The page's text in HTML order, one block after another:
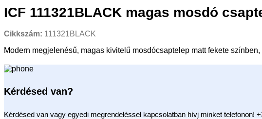
ICF 111321BLACK magas mosdó
Cikkszám: 111321BLACK
Modern megjelenésű, magas kivitelű mosdócsaptelep matt fekete
Kérdésed van?
Kérdésed van vagy egyedi megrendeléssel kapcsolatban hívj minket telefonon!